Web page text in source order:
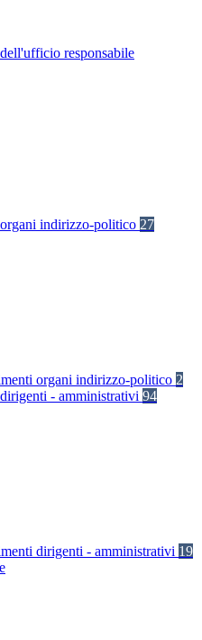
responsabile
indirizzo-politico 27
organi indirizzo-politico 2
- amministrativi 94
dirigenti - amministrativi 19